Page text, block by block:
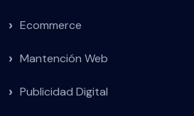
Ecommerce
Mantención Web
Publicidad Digital